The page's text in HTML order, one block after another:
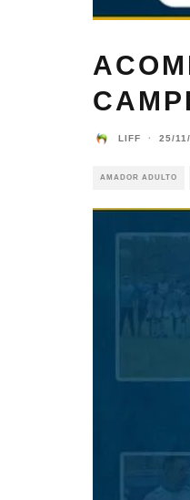
LIFF · 25/
AMADOR ADULTO